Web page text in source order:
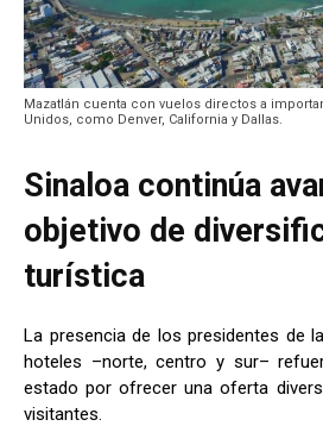
Mazatlán cuenta con vuelos directos a
Unidos, como Denver, California y Dallas.
Sinaloa continúa
objetivo de
turística
La presencia de los presidentes de
hoteles –norte, centro y sur–
estado por ofrecer una oferta
visitantes.